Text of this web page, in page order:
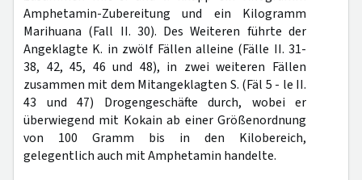
Amphetamin-Zubereitung und ein Kilogramm
Marihuana (Fall II. 30). Des Weiteren führte der
Angeklagte K. in zwölf Fällen alleine (Fälle II. 31-
38, 42, 45, 46 und 48), in zwei weiteren Fällen
zusammen mit dem Mitangeklagten S. (Fäl 5 - le II.
43 und 47) Drogengeschäfte durch, wobei er
überwiegend mit Kokain ab einer Größenordnung
von 100 Gramm bis in den Kilobereich,
gelegentlich auch mit Amphetamin handelte.